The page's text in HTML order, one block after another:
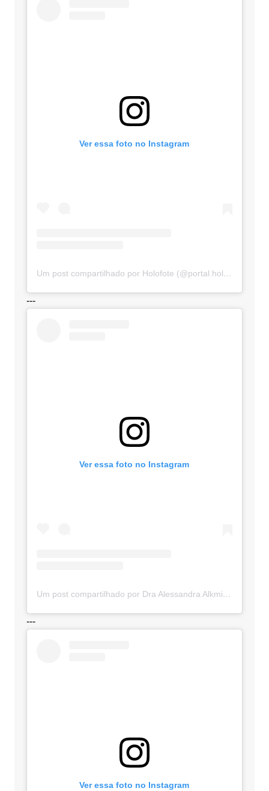
Ver essa foto no Instagram
Um post compartilhado por Holofote (@portal.holofote)
---
Ver essa foto no Instagram
Um post compartilhado por Dra Alessandra Alkmim (@advocaciaalkmim)
---
Ver essa foto no Instagram